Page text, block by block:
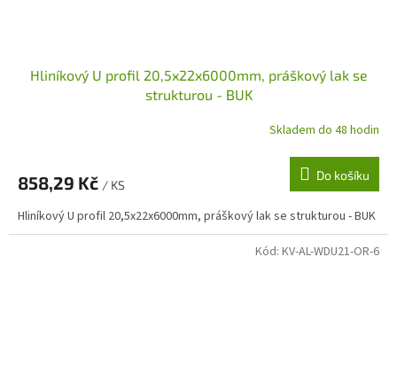
Hliníkový U profil 20,5x22x6000mm, práškový lak se
strukturou - BUK
Skladem do 48 hodin
858,29 Kč / KS
Do košíku
Hliníkový U profil 20,5x22x6000mm, práškový lak se strukturou - BUK
Kód: KV-AL-WDU21-OR-6